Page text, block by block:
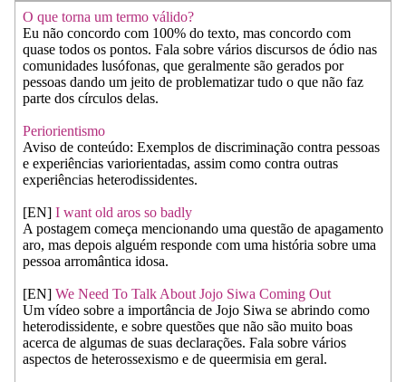
O que torna um termo válido?
Eu não concordo com 100% do texto, mas concordo com
quase todos os pontos. Fala sobre vários discursos de ódio nas
comunidades lusófonas, que geralmente são gerados por
pessoas dando um jeito de problematizar tudo o que não faz
parte dos círculos delas.
Periorientismo
Aviso de conteúdo: Exemplos de discriminação contra pessoas
e experiências variorientadas, assim como contra outras
experiências heterodissidentes.
[EN] I want old aros so badly
A postagem começa mencionando uma questão de apagamento
aro, mas depois alguém responde com uma história sobre uma
pessoa arromântica idosa.
[EN] We Need To Talk About Jojo Siwa Coming Out
Um vídeo sobre a importância de Jojo Siwa se abrindo como
heterodissidente, e sobre questões que não são muito boas
acerca de algumas de suas declarações. Fala sobre vários
aspectos de heterossexismo e de queermisia em geral.